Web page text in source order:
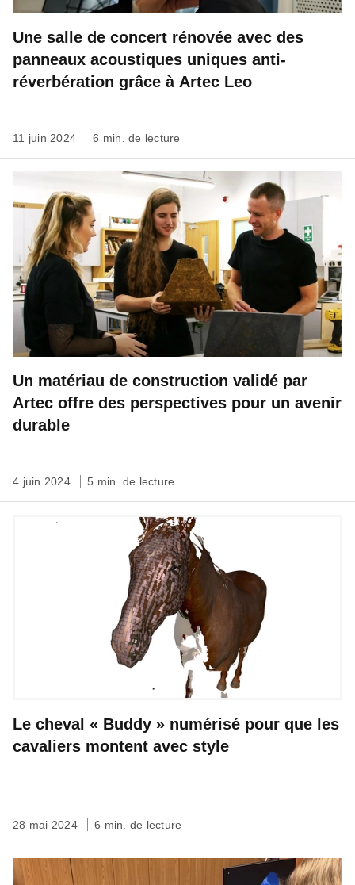
Une salle de concert rénovée avec des
panneaux acoustiques uniques anti-
réverbération grâce à Artec Leo
11 juin 2024 6 min. de lecture
Un matériau de construction validé par
Artec offre des perspectives pour un avenir
durable
4 juin 2024 5 min. de lecture
Le cheval « Buddy » numérisé pour que les
cavaliers montent avec style
28 mai 2024 6 min. de lecture